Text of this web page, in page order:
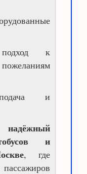
подход к
подача и
надёжный
и
, где